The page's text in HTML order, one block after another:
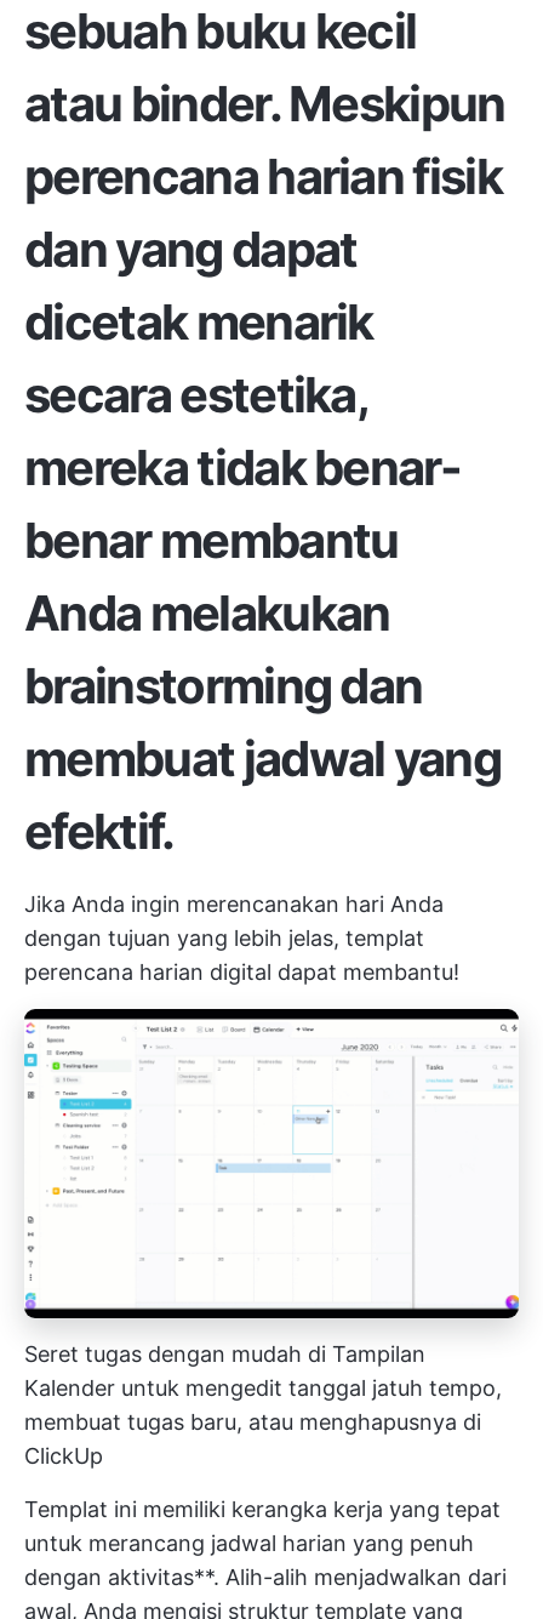
sebuah buku kecil
atau binder. Meskipun
perencana harian fisik
dan yang dapat
dicetak menarik
secara estetika,
mereka tidak benar-
benar membantu
Anda melakukan
brainstorming dan
membuat jadwal yang
efektif.
Jika Anda ingin merencanakan hari Anda
dengan tujuan yang lebih jelas, templat
perencana harian digital dapat membantu!
Seret tugas dengan mudah di Tampilan
Kalender untuk mengedit tanggal jatuh tempo,
membuat tugas baru, atau menghapusnya di
ClickUp
Templat ini memiliki kerangka kerja yang tepat
untuk merancang jadwal harian yang penuh
dengan aktivitas**. Alih-alih menjadwalkan dari
awal, Anda mengisi struktur template yang